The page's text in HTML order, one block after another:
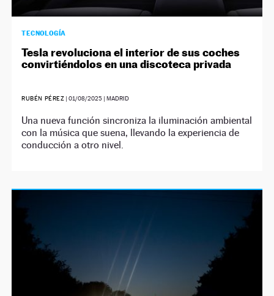
TECNOLOGÍA
Tesla revoluciona el interior de sus coches
convirtiéndolos en una discoteca privada
RUBÉN PÉREZ |01/08/2025 | MADRID
Una nueva función sincroniza la iluminación ambiental
con la música que suena, llevando la experiencia de
conducción a otro nivel.